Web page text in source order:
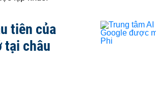
tiên của
tại châu